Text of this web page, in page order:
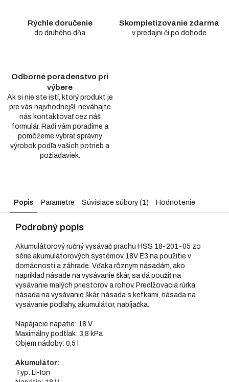
Rýchle doručenie
do druhého dňa
Skompletizovanie zdarma
v predajni či po dohode
Odborné poradenstvo pri
výbere
Ak si nie ste istí, ktorý produkt je
pre vás najvhodnejší, neváhajte
nás kontaktovať cez náš
formulár. Radi vám poradíme a
pomôžeme vybrať správny
výrobok podľa vašich potrieb a
požiadaviek.
Popis Parametre Súvisiace súbory (1) Hodnotenie
Podrobný popis
Akumulátorový ručný vysávač prachu HSS 18-201-05 zo
série akumulátorových systémov 18V E3 na použitie v
domácnosti a záhrade. Vďaka rôznym násadám, ako
napríklad násade na vysávanie škár, sa dá použiť na
vysávanie malých priestorov a rohov. Predlžovacia rúrka,
násada na vysávanie škár, násada s kefkami, násada na
vysávanie podlahy, akumulátor, nabíjačka.
Napájacie napätie: 18 V
Maximálny podtlak: 3,8 kPa
Objem nádoby: 0,5 l
Akumulátor:
Typ: Li-Ion